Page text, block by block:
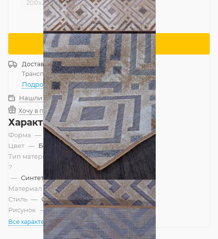
200x290 см
Сообщить о поступлении
ДоставкаРоссия
Транспортной компанией—бесплатно
Подробнее
Нашли дешевле?
Хочу в подарок
Характеристики
Форма —
Прямоугольник
Цвет — Бежевый, Коричневый
Тип материала
?
— Синтетический
Материал — Полипропилен
Стиль — Современный
Рисунок — Геометрический
Все характеристики